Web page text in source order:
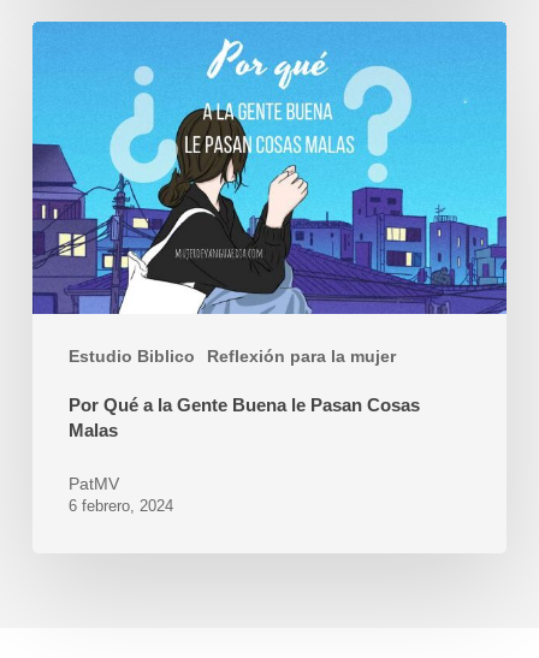
Estudio Biblico Reflexión para la mujer
la
Gente
Buena
le
Pasan
Cosas
Malas
Por Qué a la Gente Buena le Pasan Cosas
Malas
PatMV
6 febrero, 2024